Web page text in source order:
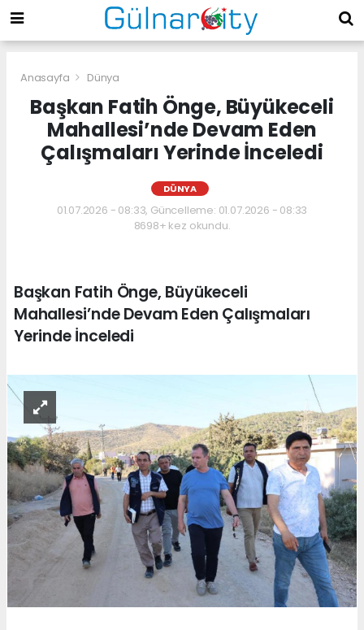
Anasayfa Dünya
Başkan Fatih Önge, Büyükeceli
Mahallesi’nde Devam Eden
Çalışmaları Yerinde İnceledi
DÜNYA
01.07.2026 - 08:33, Güncelleme: 01.07.2026 - 08:33
8698+ kez okundu.
Başkan Fatih Önge, Büyükeceli
Mahallesi’nde Devam Eden Çalışmaları
Yerinde İnceledi